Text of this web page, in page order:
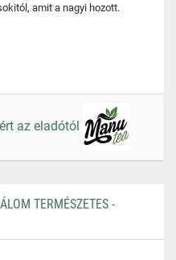
amit a nagyi hozott.
az eladótól
TERMÉSZETES -